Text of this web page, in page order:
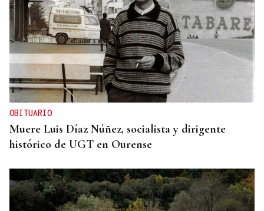
OBITUARIO
Muere Luis Díaz Núñez, socialista y dirigente
histórico de UGT en Ourense